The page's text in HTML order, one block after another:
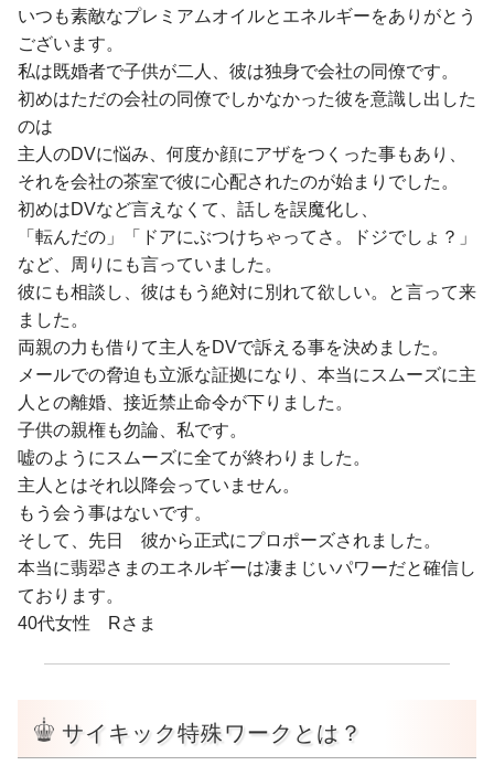
いつも素敵なプレミアムオイルとエネルギーをありがとう
ございます。
私は既婚者で子供が二人、彼は独身で会社の同僚です。
初めはただの会社の同僚でしかなかった彼を意識し出した
のは
主人のDVに悩み、何度か顔にアザをつくった事もあり、
それを会社の茶室で彼に心配されたのが始まりでした。
初めはDVなど言えなくて、話しを誤魔化し、
「転んだの」「ドアにぶつけちゃってさ。ドジでしょ？」
など、周りにも言っていました。
彼にも相談し、彼はもう絶対に別れて欲しい。と言って来
ました。
両親の力も借りて主人をDVで訴える事を決めました。
メールでの脅迫も立派な証拠になり、本当にスムーズに主
人との離婚、接近禁止命令が下りました。
子供の親権も勿論、私です。
嘘のようにスムーズに全てが終わりました。
主人とはそれ以降会っていません。
もう会う事はないです。
そして、先日 彼から正式にプロポーズされました。
本当に翡翆さまのエネルギーは凄まじいパワーだと確信し
ております。
40代女性 Rさま
サイキック特殊ワークとは？